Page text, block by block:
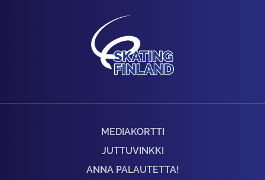
MEDIAKORTTI
JUTTUVINKKI
ANNA PALAUTETTA!